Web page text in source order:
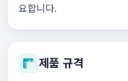
요합니다.
제품 규격